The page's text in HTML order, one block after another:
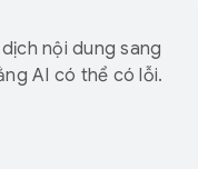
nội dung sang
AI có thể có lỗi.